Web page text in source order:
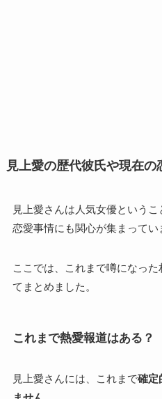
見上愛の歴代彼氏や現在の
見上愛さんは人気女優という
恋愛事情にも関心が集まってい
ここでは、これまで噂になっ
てまとめました。
これまで熱愛報道はある？
見上愛さんには、これまで確定